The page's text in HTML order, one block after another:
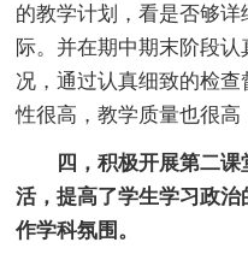
的教学计划，看是否够
际。并在期中期末阶段
况，通过认真细致的检
性很高，教学质量也很高
四，积极开展第二
活，提高了学生学习政
作学科氛围。